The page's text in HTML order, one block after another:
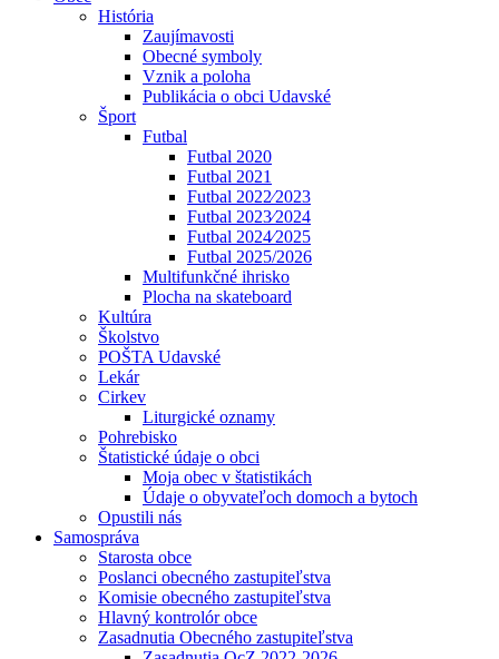
História
Zaujímavosti
Obecné symboly
Vznik a poloha
Publikácia o obci Udavské
Šport
Futbal
Futbal 2020
Futbal 2021
Futbal 2022⁄2023
Futbal 2023⁄2024
Futbal 2024⁄2025
Futbal 2025/2026
Multifunkčné ihrisko
Plocha na skateboard
Kultúra
Školstvo
POŠTA Udavské
Lekár
Cirkev
Liturgické oznamy
Pohrebisko
Štatistické údaje o obci
Moja obec v štatistikách
Údaje o obyvateľoch domoch a bytoch
Opustili nás
Samospráva
Starosta obce
Poslanci obecného zastupiteľstva
Komisie obecného zastupiteľstva
Hlavný kontrolór obce
Zasadnutia Obecného zastupiteľstva